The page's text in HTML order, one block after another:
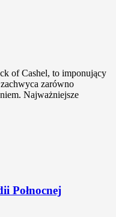
of Cashel, to imponujący
zarówno
Najważniejsze
Połnocnej